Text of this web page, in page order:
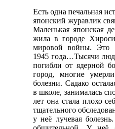
Есть одна печальная
японский журавлик
Маленькая японская
жила в городе
мировой войны. Это
1945 года…Тысячи
погибли от ядерной
город, многие
болезни. Садако
в школе, занималась
лет она стала плохо
тщательного
у неё лучевая